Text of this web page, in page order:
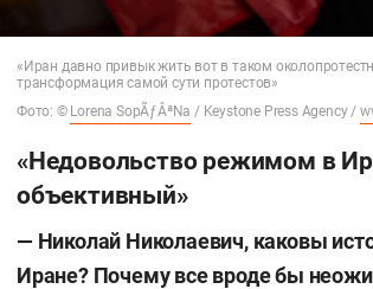
«Иран давно привык жить вот в таком
трансформация самой сути протестов»
Фото: © Lorena SopÃƒÂªNa / Keystone Press Agency /
«Недовольство режимом в
объективный»
— Николай Николаевич, каковы
Иране? Почему все вроде бы